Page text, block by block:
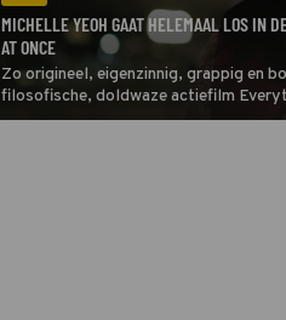
MICHELLE YEOH GAAT HELEMAAL LOS IN
AT ONCE
Zo origineel, eigenzinnig, grappig en
filosofische, doldwaze actiefilm
vergelijken.